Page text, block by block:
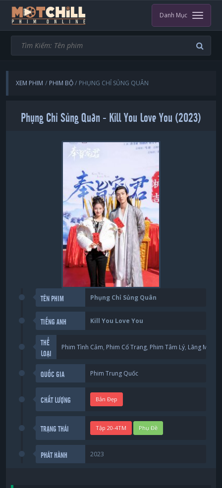
Danh Mục
XEM PHIM PHIM BỘ PHỤNG CHỈ SỦNG QUÂN
Phụng Chỉ Sủng Quân - Kill You Love You (2023)
TÊN PHIM Phụng Chỉ Sủng Quân
TIẾNG ANH Kill You Love You
THỂ
LOẠI
Phim Tình Cảm, Phim Cổ Trang, Phim Tâm Lý, Lãng Mạng
QUỐC GIA Phim Trung Quốc
CHẤT LƯỢNG Bản Đẹp
TRẠNG THÁI Tập 20-4TM Phụ Đề
PHÁT HÀNH 2023